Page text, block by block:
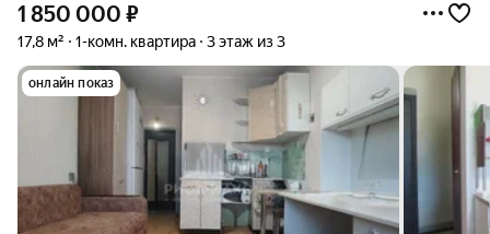
1 850 000 ₽
17,8 м² 1-комн. квартира 3 этаж из 3
онлайн показ